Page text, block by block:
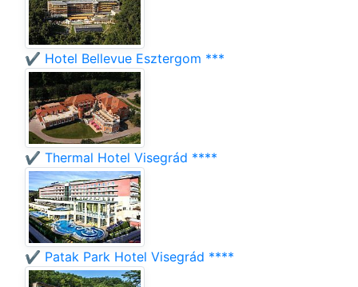
✔️ Hotel Bellevue Esztergom ***
✔️ Thermal Hotel Visegrád ****
✔️ Patak Park Hotel Visegrád ****